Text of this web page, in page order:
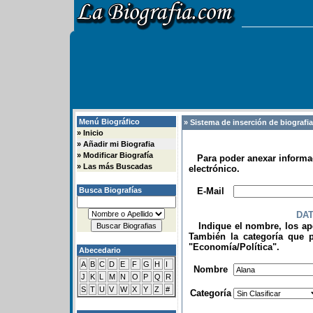
Menú Biográfico
» Inicio
» Añadir mi Biografia
» Modificar Biografía
» Las más Buscadas
Busca Biografías
Abecedario
A B C D E F G H
I
J
K L M N O P Q
R
S T U V W X Y Z #
» Sistema de inserción de
Para poder anexar
electrónico.
E-Mail
Indique el nombre, los
También la categoría que
"Economía/Política".
Nombre
Categoría